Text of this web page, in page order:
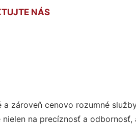
NÁS
zároveň cenovo rozumné
na precíznosť a